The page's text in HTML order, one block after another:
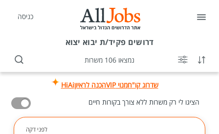
כניסה
דרושים פקיד/ת יבוא יצוא
נמצאו 106 משרות
שדרוג קו"חמנוי VIP הכנה לראיוןHiAi
הציגו לי רק משרות ללא צורך בקורות חיים
לפני דקה